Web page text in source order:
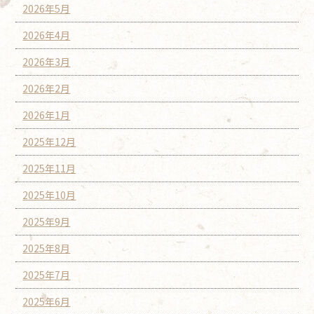
2026年5月
2026年4月
2026年3月
2026年2月
2026年1月
2025年12月
2025年11月
2025年10月
2025年9月
2025年8月
2025年7月
2025年6月